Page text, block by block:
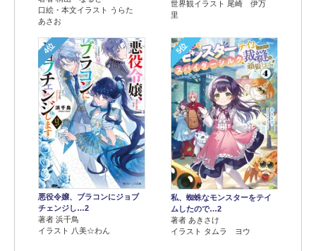
口絵・本文イラスト うらた
あさお
世界観イラスト 尾崎 伊万
里
4位
悪役令嬢、ブラコンにジョブ
チェンジし…2
著者 浜千鳥
イラスト 八美☆わん
5位
私、蜘蛛なモンスターをテイ
ムしたので…2
著者 あきさけ
イラスト タムラ ヨウ